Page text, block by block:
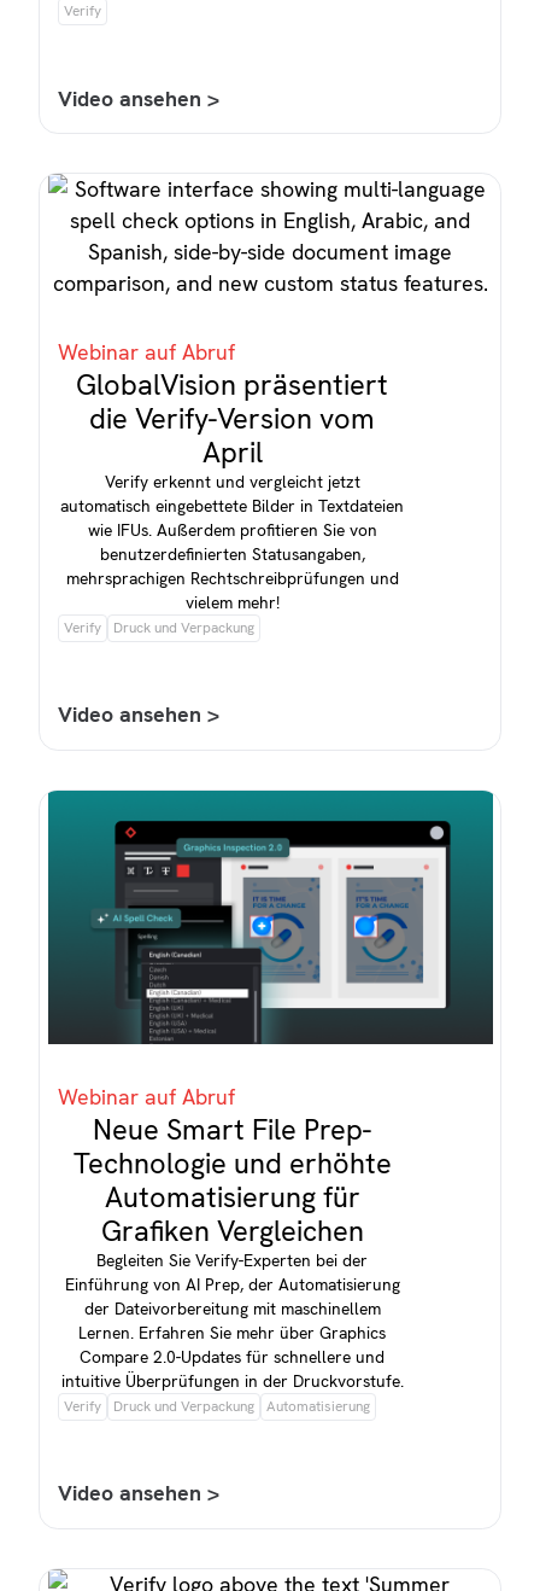
Verify
Video ansehen >
Webinar auf Abruf
GlobalVision präsentiert
die Verify-Version vom
April
Verify erkennt und vergleicht jetzt
automatisch eingebettete Bilder in Textdateien
wie IFUs. Außerdem profitieren Sie von
benutzerdefinierten Statusangaben,
mehrsprachigen Rechtschreibprüfungen und
vielem mehr!
Verify Druck und Verpackung
Video ansehen >
Webinar auf Abruf
Neue Smart File Prep-
Technologie und erhöhte
Automatisierung für
Grafiken Vergleichen
Begleiten Sie Verify-Experten bei der
Einführung von AI Prep, der Automatisierung
der Dateivorbereitung mit maschinellem
Lernen. Erfahren Sie mehr über Graphics
Compare 2.0-Updates für schnellere und
intuitive Überprüfungen in der Druckvorstufe.
Verify Druck und Verpackung Automatisierung
Video ansehen >